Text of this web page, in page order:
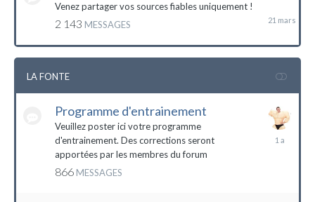
Venez partager vos sources fiables uniquement !
2 143 MESSAGES
LA FONTE
Programme d'entrainement
Veuillez poster ici votre programme
d'entrainement. Des corrections seront
apportées par les membres du forum
866 MESSAGES
20